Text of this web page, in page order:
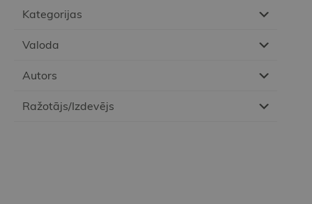
Kategorijas
Valoda
Autors
Ražotājs/Izdevējs